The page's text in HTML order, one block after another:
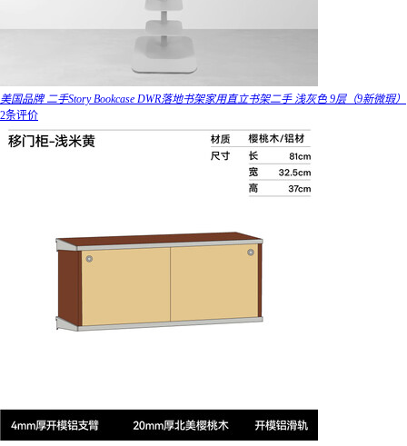
美国品牌 二手Story Bookcase DWR落地书架家用直立书架二手 浅灰色 9层（9新微瑕）
2条评价